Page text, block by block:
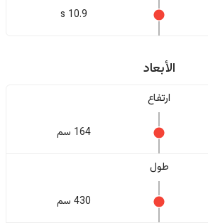
10.9 s
الأبعاد
ارتفاع
164 سم
طول
430 سم